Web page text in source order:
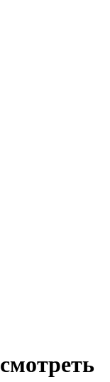
смотреть